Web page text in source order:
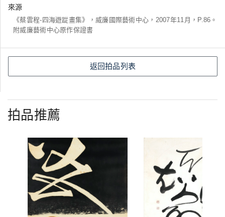
來源
《蔡雲程-四海遊踨畫集》，威廉國際藝術中心，2007年11月，P.86。
附威廉藝術中心原作保證書
返回拍品列表
拍品推薦